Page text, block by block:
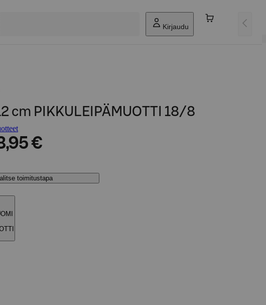
Kirjaudu
cm PIKKULEIPÄMUOTTI 18/8
€
toimitustapa